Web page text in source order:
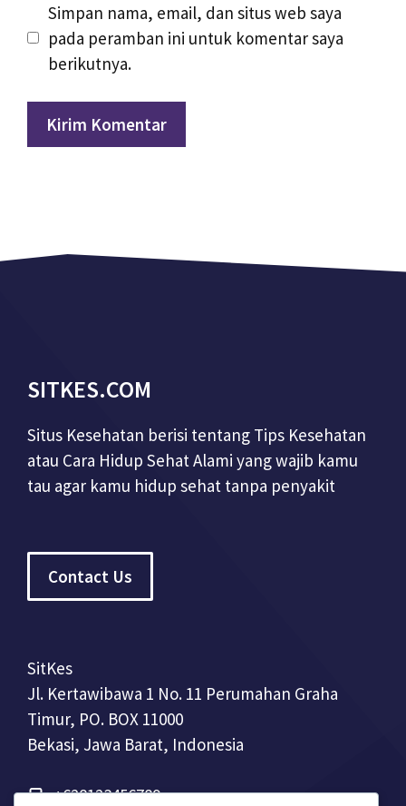
Simpan nama, email, dan situs web saya
pada peramban ini untuk komentar saya
berikutnya.
SITKES.COM
Situs Kesehatan berisi tentang Tips Kesehatan
atau Cara Hidup Sehat Alami yang wajib kamu
tau agar kamu hidup sehat tanpa penyakit
Contact Us
SitKes
Jl. Kertawibawa 1 No. 11 Perumahan Graha
Timur, PO. BOX 11000
Bekasi, Jawa Barat, Indonesia
+628123456789